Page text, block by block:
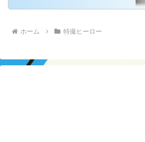
ホーム 特撮ヒーロー